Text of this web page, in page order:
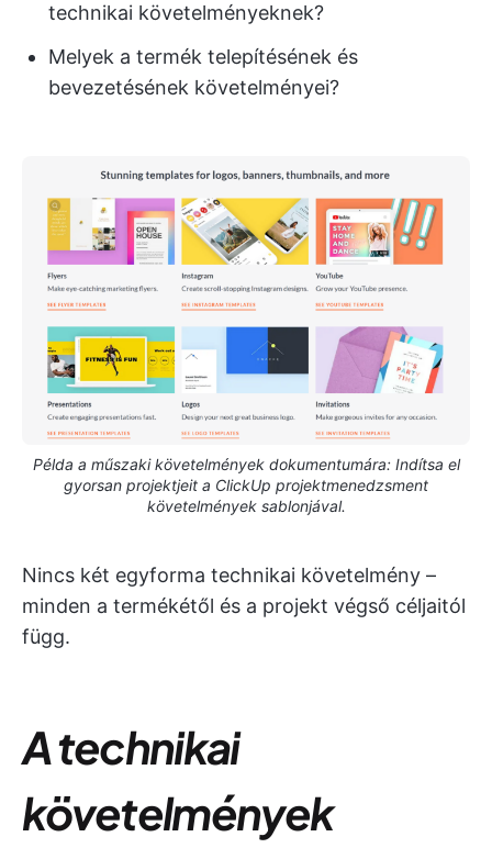
technikai követelményeknek?
Melyek a termék telepítésének és
bevezetésének követelményei?
Példa a műszaki követelmények dokumentumára: Indítsa el
gyorsan projektjeit a ClickUp projektmenedzsment
követelmények sablonjával.
Nincs két egyforma technikai követelmény –
minden a termékétől és a projekt végső céljaitól
függ.
A technikai
követelmények